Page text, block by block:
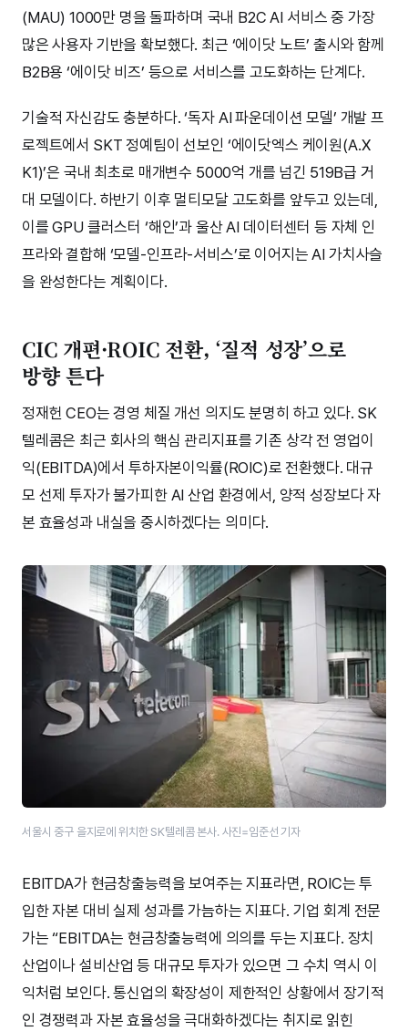
(MAU) 1000만 명을 돌파하며 국내 B2C AI 서비스 중 가장
많은 사용자 기반을 확보했다. 최근 ‘에이닷 노트’ 출시와 함께
B2B용 ‘에이닷 비즈’ 등으로 서비스를 고도화하는 단계다.
기술적 자신감도 충분하다. ‘독자 AI 파운데이션 모델’ 개발 프
로젝트에서 SKT 정예팀이 선보인 ‘에이닷엑스 케이원(A.X
K1)’은 국내 최초로 매개변수 5000억 개를 넘긴 519B급 거
대 모델이다. 하반기 이후 멀티모달 고도화를 앞두고 있는데,
이를 GPU 클러스터 ‘해인’과 울산 AI 데이터센터 등 자체 인
프라와 결합해 ‘모델-인프라-서비스’로 이어지는 AI 가치사슬
을 완성한다는 계획이다.
CIC 개편·ROIC 전환, ‘질적 성장’으로
방향 튼다
정재헌 CEO는 경영 체질 개선 의지도 분명히 하고 있다. SK
텔레콤은 최근 회사의 핵심 관리지표를 기존 상각 전 영업이
익(EBITDA)에서 투하자본이익률(ROIC)로 전환했다. 대규
모 선제 투자가 불가피한 AI 산업 환경에서, 양적 성장보다 자
본 효율성과 내실을 중시하겠다는 의미다.
서울시 중구 을지로에 위치한 SK텔레콤 본사. 사진=임준선 기자
EBITDA가 현금창출능력을 보여주는 지표라면, ROIC는 투
입한 자본 대비 실제 성과를 가늠하는 지표다. 기업 회계 전문
가는 “EBITDA는 현금창출능력에 의의를 두는 지표다. 장치
산업이나 설비산업 등 대규모 투자가 있으면 그 수치 역시 이
익처럼 보인다. 통신업의 확장성이 제한적인 상황에서 장기적
인 경쟁력과 자본 효율성을 극대화하겠다는 취지로 읽힌